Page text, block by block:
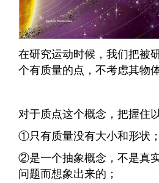
在研究运动时候，我们把被
个有质量的点，不考虑其物
对于质点这个概念，把握住
①只有质量没有大小和形状；
②是一个抽象概念，不是真
问题而想象出来的；